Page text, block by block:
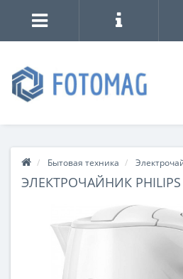
Бытовая техника
ЭЛЕКТРОЧАЙНИК PHILIPS